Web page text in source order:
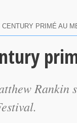
PRIMÉ AU
Rankin